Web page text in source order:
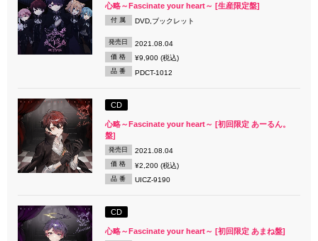
心略～Fascinate your heart～ [生産限定盤]
付 属 DVD,ブックレット
発売日 2021.08.04
価 格 ¥9,900 (税込)
品 番 PDCT-1012
CD
心略～Fascinate your heart～ [初回限定 あーるん。
盤]
発売日 2021.08.04
価 格 ¥2,200 (税込)
品 番 UICZ-9190
CD
心略～Fascinate your heart～ [初回限定 あまね盤]